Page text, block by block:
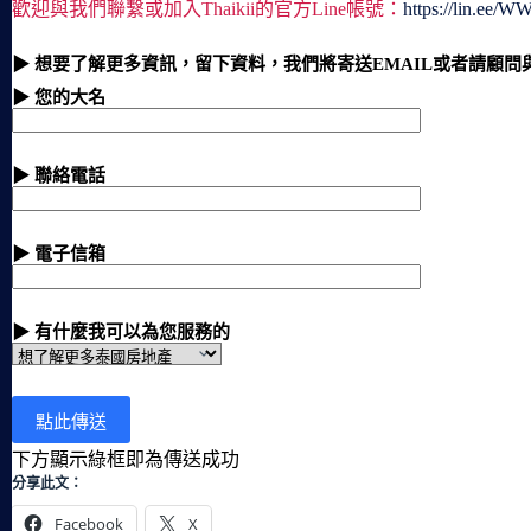
歡迎與我們聯繫或加入Thaikii的官方Line帳號： https://lin.ee/
▶ 想要了解更多資訊，留下資料，我們將寄送EMAIL或者請顧問
▶ 您的大名
▶ 聯絡電話
▶ 電子信箱
▶ 有什麼我可以為您服務的
下方顯示綠框即為傳送成功
分享此文：
Facebook X